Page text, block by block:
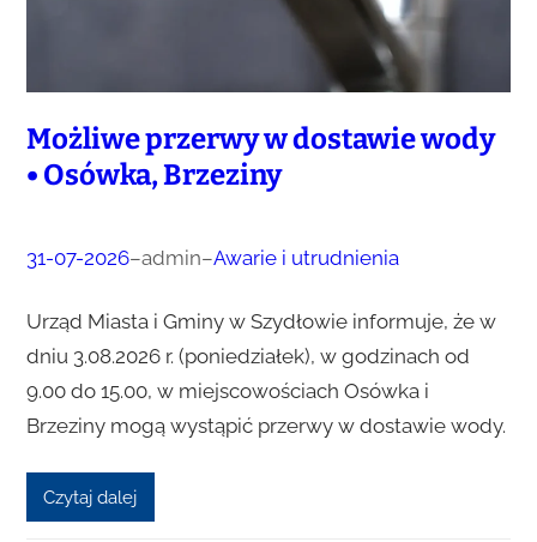
Możliwe przerwy w dostawie wody
• Osówka, Brzeziny
31-07-2026–admin–Awarie i utrudnienia
Urząd Miasta i Gminy w Szydłowie informuje, że w
dniu 3.08.2026 r. (poniedziałek), w godzinach od
9.00 do 15.00, w miejscowościach Osówka i
Brzeziny mogą wystąpić przerwy w dostawie wody.
Czytaj dalej